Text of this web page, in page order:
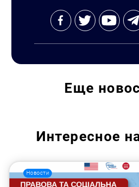
Еще
Интересное
Новости